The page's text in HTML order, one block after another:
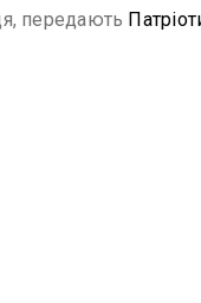
передають